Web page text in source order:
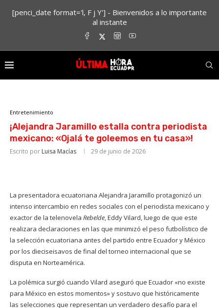
[penci_date format='l, F j Y'] - Bienvenidos a lo importante
al instante
Entretenimiento
¡Alejandra Jaramillo estalla contra periodista
mexicano: «Ojalá te goleemos en tu casa»!
Escrito por Luisa Macías 29 de junio de 2026
La presentadora ecuatoriana Alejandra Jaramillo protagonizó un
intenso intercambio en redes sociales con el periodista mexicano y
exactor de la telenovela Rebelde, Eddy Vilard, luego de que este
realizara declaraciones en las que minimizó el peso futbolístico de
la selección ecuatoriana antes del partido entre Ecuador y México
por los dieciseisavos de final del torneo internacional que se
disputa en Norteamérica.
La polémica surgió cuando Vilard aseguró que Ecuador «no existe
para México en estos momentos» y sostuvo que históricamente
las selecciones que representan un verdadero desafío para el